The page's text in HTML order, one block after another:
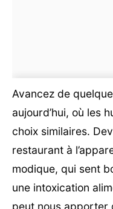
Avancez de
aujourd’hui, où les
choix similaires.
restaurant à
modique, qui sent
une intoxication